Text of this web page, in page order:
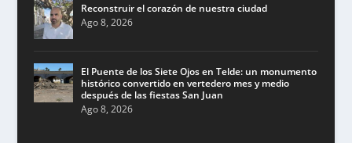
Reconstruir el corazón de nuestra ciudad
Ago 8, 2026
El Puente de los Siete Ojos en Telde: un monumento
histórico convertido en vertedero mes y medio
después de las fiestas San Juan
Ago 8, 2026